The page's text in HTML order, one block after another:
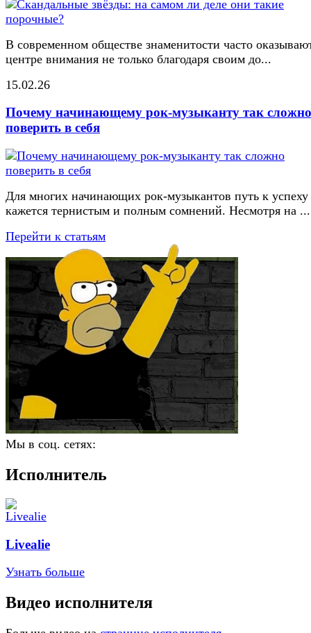
В современном обществе знаменитости часто
центре внимания не только благодаря своим до...
15.02.26
Почему начинающему рок-музыканту так сложно
поверить в себя
Для многих начинающих рок-музыкантов путь к успеху
кажется тернистым и полным сомнений. Несмотря на ...
Перейти к статьям
Мы в соц. сетях:
Исполнитель
Livealie
Узнать больше
Видео исполнителя